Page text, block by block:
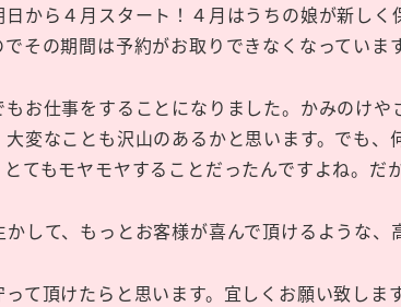
から４月スタート！４月はうちの娘が新し
その期間は予約がお取りできなくなってい
お仕事をすることになりました。かみのけ
変なことも沢山のあるかと思います。でも
てもモヤモヤすることだったんですよね。だ
して、もっとお客様が喜んで頂けるような、
て頂けたらと思います。宜しくお願い致します